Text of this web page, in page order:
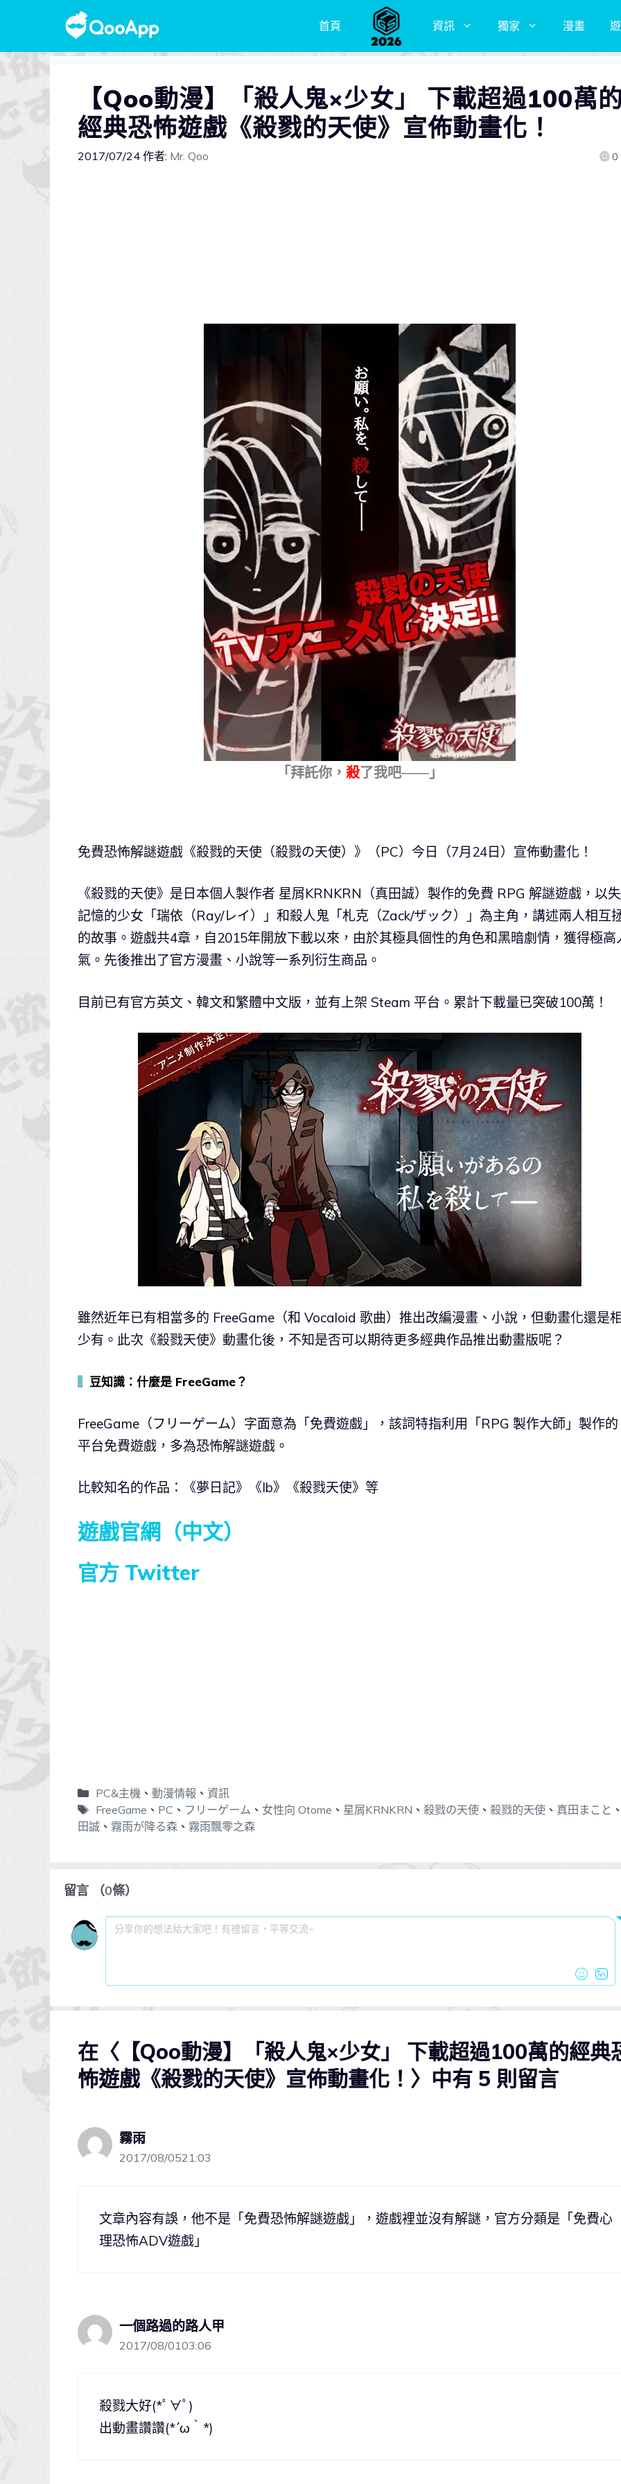
首頁 資訊 獨家 漫畫
【Qoo動漫】「殺人鬼×少女」 下載超過100萬
經典恐怖遊戲《殺戮的天使》宣佈動畫化！
2017/07/24 作者: Mr. Qoo 0
「拜託你， 殺了我吧——」
免費恐怖解謎遊戲《殺戮的天使（殺戮の天使）》（PC）今日（7月24日）宣佈動畫化！
《殺戮的天使》是日本個人製作者 星屑KRNKRN（真田誠）製作的免費 RPG 解謎遊戲，以
記憶的少女「瑞依（Ray/レイ）」和殺人鬼「札克（Zack/ザック）」為主角，講述兩人相互
的故事。遊戲共4章，自2015年開放下載以來，由於其極具個性的角色和黑暗劇情，獲得極高
氣。先後推出了官方漫畫、小說等一系列衍生商品。
目前已有官方英文、韓文和繁體中文版，並有上架 Steam 平台。累計下載量已突破100萬！
雖然近年已有相當多的 FreeGame（和 Vocaloid 歌曲）推出改編漫畫、小說，但動畫化還是
少有。此次《殺戮天使》動畫化後，不知是否可以期待更多經典作品推出動畫版呢？
豆知識：什麼是 FreeGame？
FreeGame（フリーゲーム）字面意為「免費遊戲」，該詞特指利用「RPG 製作大師」製作
平台免費遊戲，多為恐怖解謎遊戲。
比較知名的作品：《夢日記》《Ib》《殺戮天使》等
遊戲官網（中文）
官方 Twitter
PC&主機 、 動漫情報 、 資訊
FreeGame 、 PC 、 フリーゲーム 、 女性向 Otome 、 星屑KRNKRN 、 殺戮の天使、 殺戮的天使、 真田まこと
田誠 、 霧雨が降る森 、 霧雨飄零之森
留言 （0條）
在〈【Qoo動漫】「殺人鬼×少女」 下載超過100萬的經典
怖遊戲《殺戮的天使》宣佈動畫化！〉中有 5 則留言
霧雨
2017/08/0521:03
文章內容有誤，他不是「免費恐怖解謎遊戲」，遊戲裡並沒有解謎，官方分類是「免費心
理恐怖ADV遊戲」
一個路過的路人甲
2017/08/0103:06
殺戮大好(*ﾟ∀ﾟ)
出動畫讚讚(*´ω｀*)